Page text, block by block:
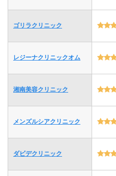
ゴリラクリニック
レジーナクリニックオム
湘南美容クリニック
メンズルシアクリニック
ダビデクリニック